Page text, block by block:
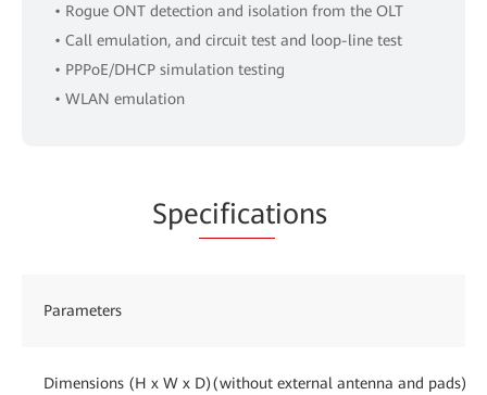
• Rogue ONT detection and isolation from the OLT
• Call emulation, and circuit test and loop-line test
• PPPoE/DHCP simulation testing
• WLAN emulation
Specifications
Parameters
Dimensions (H x W x D)(without external antenna and pads)